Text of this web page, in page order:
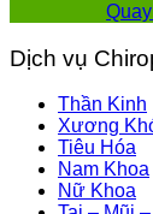
Dịch vụ
Thần Kinh
Xương
Tiêu Hóa
Nam Khoa
Nữ Khoa